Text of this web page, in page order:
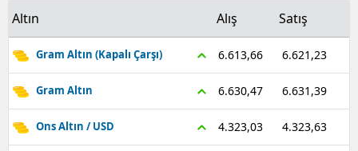
Nevşehir
Rize
Sakarya
Altın Alış Satış
Gram Altın (Kapalı Çarşı) 6.613,66 6.621,23
Gram Altın 6.630,47 6.631,39
Ons Altın / USD 4.323,03 4.323,63